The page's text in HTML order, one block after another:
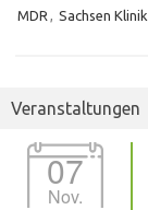
MDR , Sachsen Klinik
Veranstaltungen
07
Nov.